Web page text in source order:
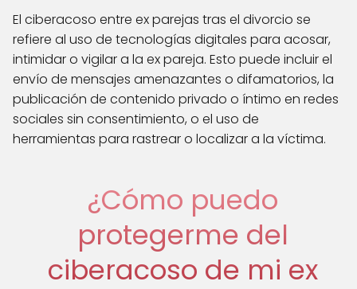
El ciberacoso entre ex parejas tras el divorcio se
refiere al uso de tecnologías digitales para acosar,
intimidar o vigilar a la ex pareja. Esto puede incluir el
envío de mensajes amenazantes o difamatorios, la
publicación de contenido privado o íntimo en redes
sociales sin consentimiento, o el uso de
herramientas para rastrear o localizar a la víctima.
¿Cómo puedo
protegerme del
ciberacoso de mi ex